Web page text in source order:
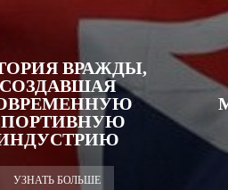
ВРАЖДЫ,
СОЗДАВШАЯ
УЗНАТЬ БОЛЬШЕ